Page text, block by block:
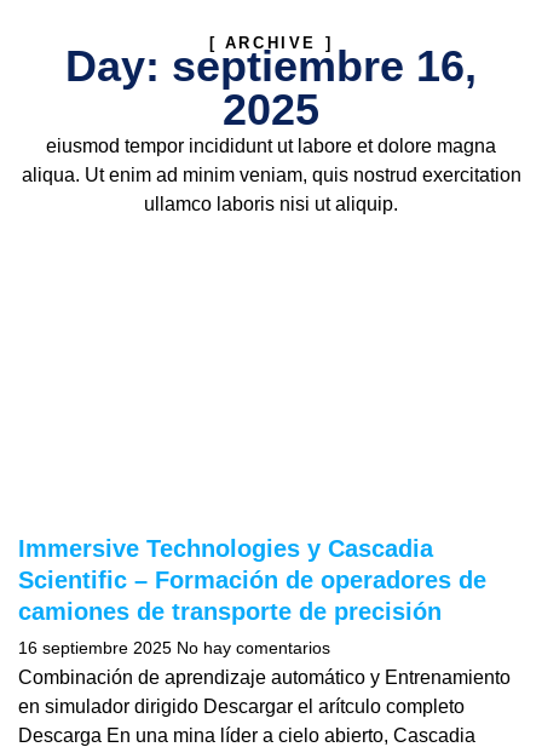
[ ARCHIVE ]
Day: septiembre 16,
2025
eiusmod tempor incididunt ut labore et dolore magna
aliqua. Ut enim ad minim veniam, quis nostrud exercitation
ullamco laboris nisi ut aliquip.
Immersive Technologies y Cascadia
Scientific – Formación de operadores de
camiones de transporte de precisión
16 septiembre 2025 No hay comentarios
Combinación de aprendizaje automático y Entrenamiento
en simulador dirigido Descargar el arítculo completo
Descarga En una mina líder a cielo abierto, Cascadia